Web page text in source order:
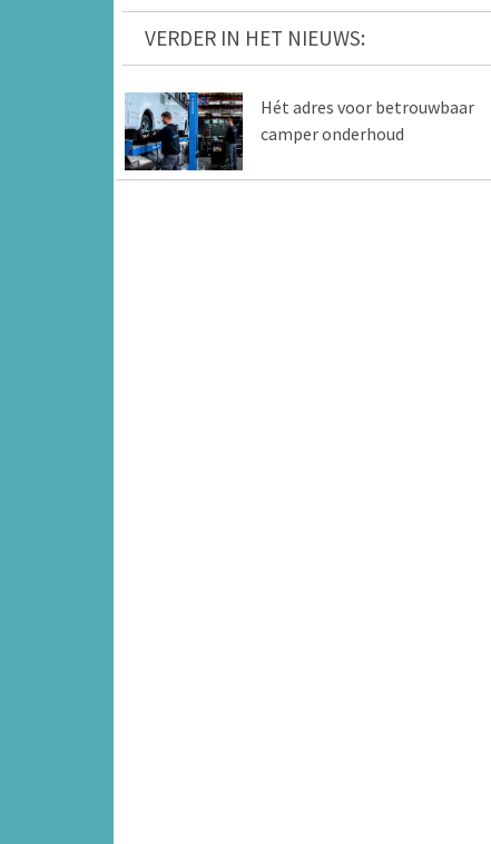
VERDER IN HET NIEUWS:
Hét adres voor betrouwbaar
camper onderhoud